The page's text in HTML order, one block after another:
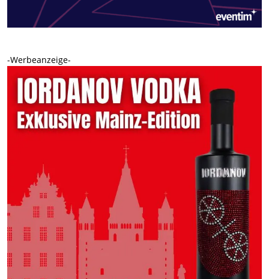
-Werbeanzeige-